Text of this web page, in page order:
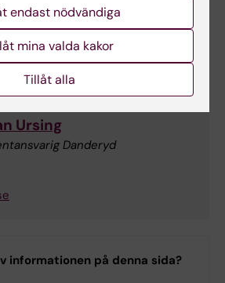
Södersjukhuset
Ursing
Danderyd
informationen på denna sida?
endast nödvändiga
mina valda kakor
Tillåt alla